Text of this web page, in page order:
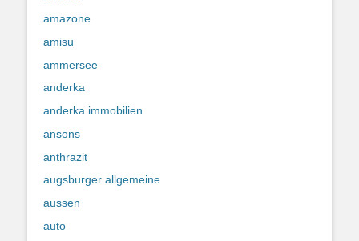
amazone
amisu
ammersee
anderka
anderka immobilien
ansons
anthrazit
augsburger allgemeine
aussen
auto